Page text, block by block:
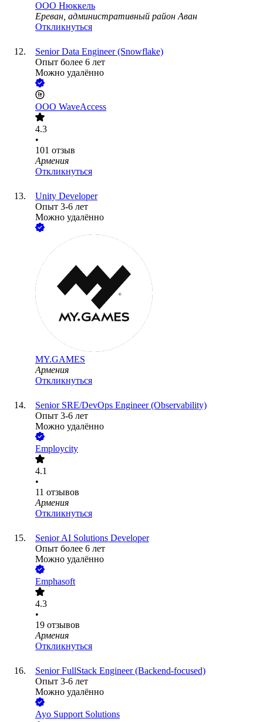
ООО Нюккель
Ереван, административный район Аван
Откликнуться
Senior Data Engineer (Snowflake)
Опыт более 6 лет
Можно удалённо
ООО WaveAccess
4.3
•
101 отзыв
Армения
Откликнуться
Unity Developer
Опыт 3-6 лет
Можно удалённо
MY.GAMES
Армения
Откликнуться
Senior SRE/DevOps Engineer (Observability)
Опыт 3-6 лет
Можно удалённо
Employcity
4.1
•
11 отзывов
Армения
Откликнуться
Senior AI Solutions Developer
Опыт более 6 лет
Можно удалённо
Emphasoft
4.3
•
19 отзывов
Армения
Откликнуться
Senior FullStack Engineer (Backend-focused)
Опыт 3-6 лет
Можно удалённо
Ayo Support Solutions